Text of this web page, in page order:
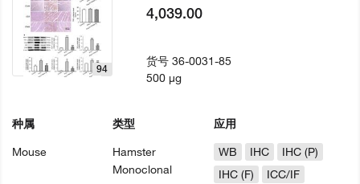
94
种属
Mouse
类型
Hamster
Monoclonal
应用
WB
IHC
IHC (P)
IHC (F)
ICC/IF
4,039.00
货号36-0031-85
500 µg